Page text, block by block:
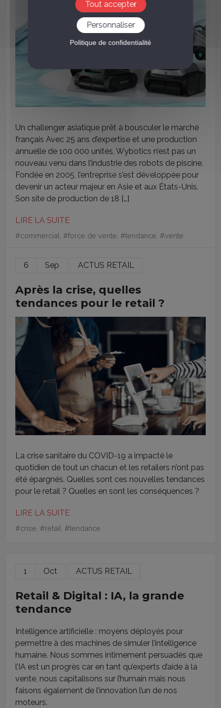
Tout accepter
Personnaliser
Politique de confidentialité
Un challenger asiatique prêt à bousculer le marché
français Avec 25 ans d’expertise et une production
annuelle de 100 000 unités, Wybotics n’est pas un
nouveau venu dans l’industrie des robots de piscine.
Fondée en 2005, l’entreprise s’est développée pour
devenir un acteur majeur en Asie et aux États-Unis.
Son site de production de 18 […]
LIRE LA SUITE
#commercial , #force de vente , #tendance , #vente
6 Sep ACTUS RETAIL
Après la crise, quelles
tendances pour le retail ?
La crise sanitaire du COVID-19 a impacté le
quotidien de tout un chacun et les retailers n’ont pas
été épargnés. Quelles sont ces nouvelles tendances
pour le retail ? Quelles en sont les conséquences ?
LIRE LA SUITE
#crise , #retail , #tendance
1 Oct ACTUS RETAIL
Retail & Digital : IA, la grande
tendance
Intelligence artificielle : moyens déployés pour
permettre à des machines de simuler l’intelligence
humaine. Nous sommes intimement persuadés que
l’IA est un progrès car en tant qu’experts d’aide à la
vente, nous capitalisons sur l’humain mais nous
faisons également de l’innovation l’un de nos
moteurs.